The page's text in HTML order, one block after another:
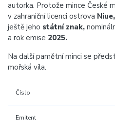
autorka. Protože mince České
v zahraniční licenci ostrova Niue,
ještě jeho státní znak,
a rok emise 2025.
Na další pamětní minci se
mořská víla.
Číslo
Emitent